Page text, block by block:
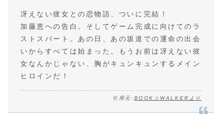
冴えない彼女との恋物語、ついに完結！
加藤恵への告白。そしてゲーム完成に向けてのラ
ストスパート。あの日、あの坂道での運命の出会
いからすべては始まった。もうお前は冴えない彼
女なんかじゃない、胸がキュンキュンするメイン
ヒロインだ！
引用元: BOOK☆WALKERより